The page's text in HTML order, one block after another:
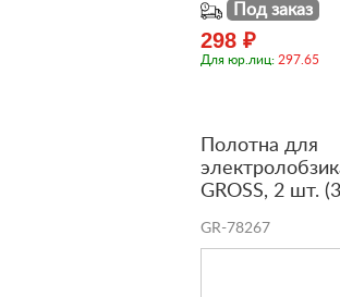
Под заказ
298 ₽
Для юр.лиц: 297.65
Полотна для
GROSS, 2 шт.
GR-78267